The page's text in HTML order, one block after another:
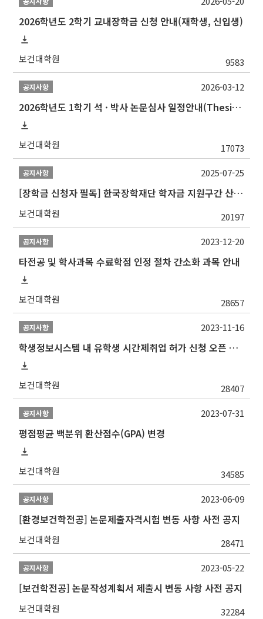
2026학년도 2학기 교내장학금 신청 안내(재학생, 신입생)
보건대학원 9583
공지사항
2026학년도 1학기 석 · 박사 논문심사 일정안내(Thesis Defense Schedules)
보건대학원 17073
2026-03-12
공지사항
[장학금 신청자 필독] 한국장학재단 학자금 지원구간 산정 권고
보건대학원 20197
2025-07-25
공지사항
타전공 및 학사과목 수료학점 인정 절차 간소화 과목 안내
보건대학원 28657
2023-12-20
공지사항
학생정보시스템 내 유학생 시간제취업 허가 신청 오픈 안내
보건대학원 28407
2023-11-16
공지사항
평점평균 백분위 환산점수(GPA) 변경
보건대학원 34585
2023-07-31
공지사항
[환경보건학전공] 논문제출자격시험 변동 사항 사전 공지
보건대학원 28471
2023-06-09
공지사항
[보건학전공] 논문작성계획서 제출시 변동 사항 사전 공지
보건대학원 32284
2023-05-22